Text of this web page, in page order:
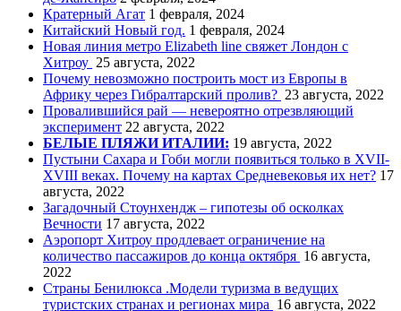
Кратерный Агат 1 февраля, 2024
Китайский Новый год. 1 февраля, 2024
Новая линия метро Elizabeth line свяжет Лондон с
Хитроу 25 августа, 2022
Почему невозможно построить мост из Европы в
Африку через Гибралтарский пролив? 23 августа, 2022
Провалившийся рай — невероятно отрезвляющий
эксперимент 22 августа, 2022
БЕЛЫЕ ПЛЯЖИ ИТАЛИИ: 19 августа, 2022
Пустыни Сахара и Гоби могли появиться только в XVII-
XVIII веках. Почему на картах Средневековья их нет? 17
августа, 2022
Загадочный Стоунхендж – гипотезы об осколках
Вечности 17 августа, 2022
Аэропорт Хитроу продлевает ограничение на
количество пассажиров до конца октября 16 августа,
2022
Страны Бенилюкса .Модели туризма в ведущих
туристских странах и регионах мира 16 августа, 2022